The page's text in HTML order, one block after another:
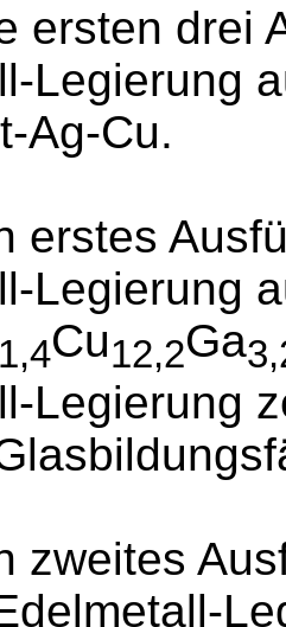
ersten drei
Legierung
Ag-Cu.
erstes
Legierung
Cu12,2Ga
Legierung
zweites